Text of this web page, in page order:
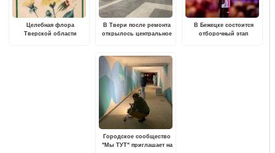
Целебная флора
Тверской области
В Твери после ремонта
открылось центральное
В Бежецке состоится
отборочный этап
Городское сообщество
"Мы ТУТ" приглашает на